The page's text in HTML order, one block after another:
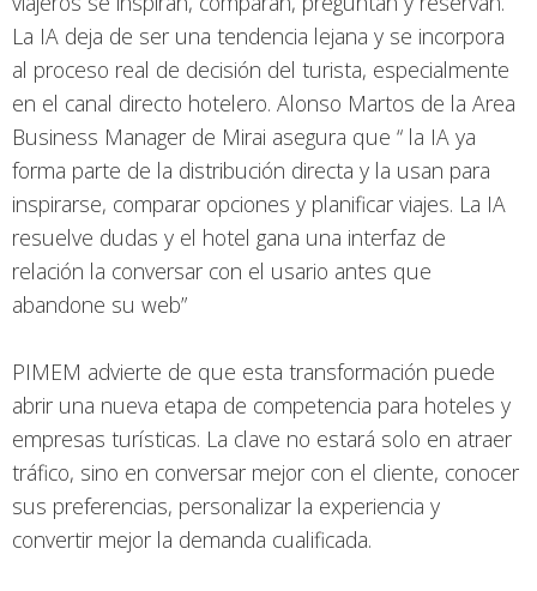
La IA deja de ser una tendencia lejana y se incorpora
al proceso real de decisión del turista, especialmente
en el canal directo hotelero. Alonso Martos de la Area
Business Manager de Mirai asegura que “ la IA ya
forma parte de la distribución directa y la usan para
inspirarse, comparar opciones y planificar viajes. La IA
resuelve dudas y el hotel gana una interfaz de
relación la conversar con el usario antes que
abandone su web”
PIMEM advierte de que esta transformación puede
abrir una nueva etapa de competencia para hoteles y
empresas turísticas. La clave no estará solo en atraer
tráfico, sino en conversar mejor con el cliente, conocer
sus preferencias, personalizar la experiencia y
convertir mejor la demanda cualificada.